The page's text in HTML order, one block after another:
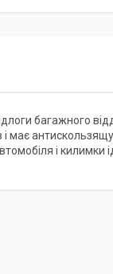
багажного
і має
і килимки